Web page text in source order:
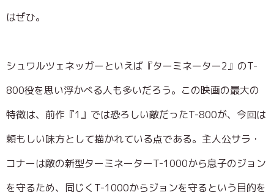
はぜひ。
シュワルツェネッガーといえば『ターミネーター2』のT-
800役を思い浮かべる人も多いだろう。この映画の最大の
特徴は、前作『1』では恐ろしい敵だったT-800が、今回は
頼もしい味方として描かれている点である。主人公サラ・
コナーは敵の新型ターミネーターT-1000から息子のジョン
を守るため、同じくT-1000からジョンを守るという目的を